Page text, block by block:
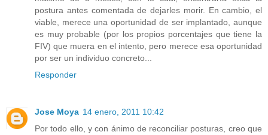
postura antes comentada de dejarles morir. En cambio, el
viable, merece una oportunidad de ser implantado, aunque
es muy probable (por los propios porcentajes que tiene la
FIV) que muera en el intento, pero merece esa oportunidad
por ser un individuo concreto...
Responder
Jose Moya 14 enero, 2011 10:42
Por todo ello, y con ánimo de reconciliar posturas, creo que